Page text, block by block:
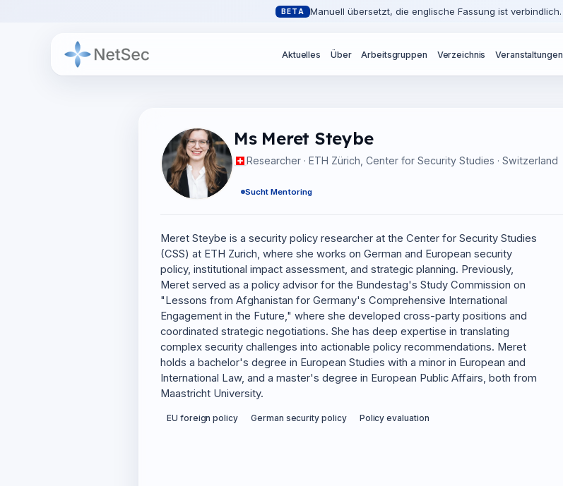
BETA Manuell übersetzt, die englische Fassung ist verbindlich.
Aktuelles Über Arbeitsgruppen Verzeichnis Veranstaltungen
Ms Meret Steybe
Researcher · ETH Zürich, Center for Security Studies · Switzerland
Sucht Mentoring
Meret Steybe is a security policy researcher at the Center for Security Studies
(CSS) at ETH Zurich, where she works on German and European security
policy, institutional impact assessment, and strategic planning. Previously,
Meret served as a policy advisor for the Bundestag's Study Commission on
"Lessons from Afghanistan for Germany's Comprehensive International
Engagement in the Future," where she developed cross-party positions and
coordinated strategic negotiations. She has deep expertise in translating
complex security challenges into actionable policy recommendations. Meret
holds a bachelor's degree in European Studies with a minor in European and
International Law, and a master's degree in European Public Affairs, both from
Maastricht University.
EU foreign policy German security policy Policy evaluation